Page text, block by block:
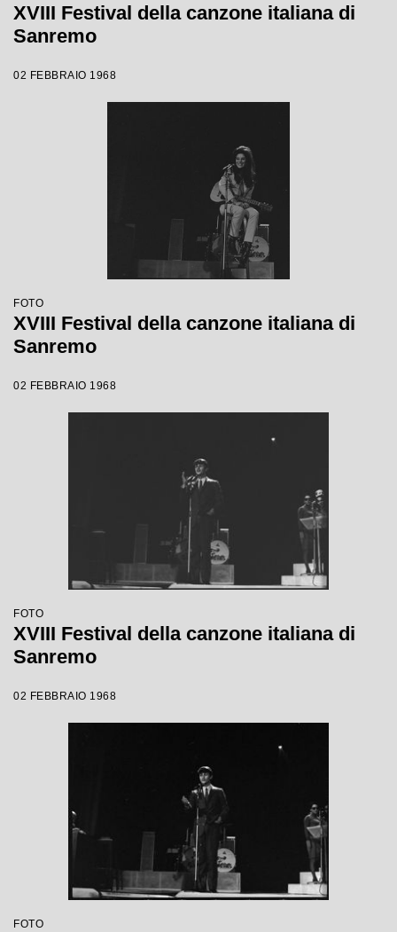
XVIII Festival della canzone italiana di
Sanremo
02 FEBBRAIO 1968
FOTO
XVIII Festival della canzone italiana di
Sanremo
02 FEBBRAIO 1968
FOTO
XVIII Festival della canzone italiana di
Sanremo
02 FEBBRAIO 1968
FOTO